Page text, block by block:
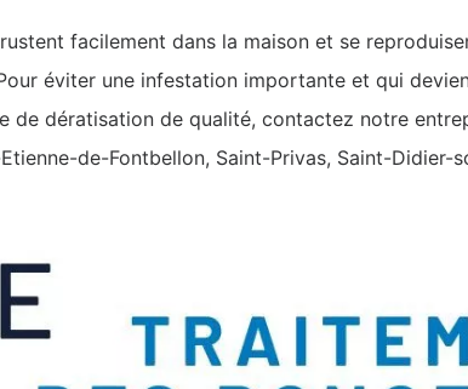
facilement dans la maison et se
éviter une infestation importante et qui
de dératisation de qualité, contactez notre
de-Fontbellon, Saint-Privas, Saint-Didier-